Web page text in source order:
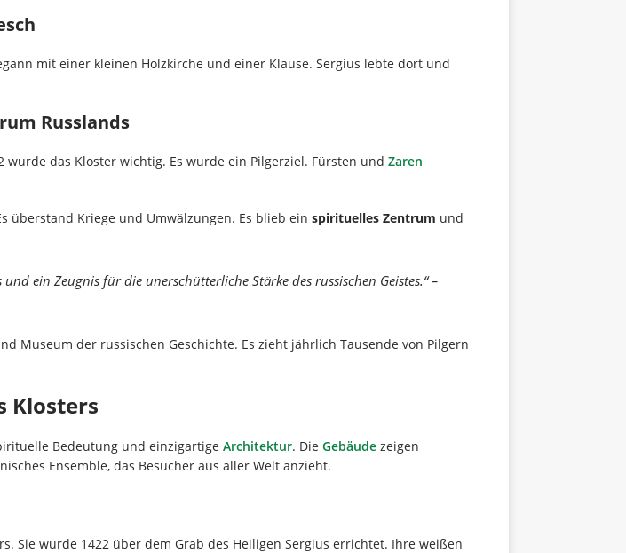
mit einer kleinen Holzkirche und einer Klause. Sergius lebte dort und
Russlands
wurde das Kloster wichtig. Es wurde ein Pilgerziel. Fürsten und Zaren
überstand Kriege und Umwälzungen. Es blieb ein spirituelles Zentrum und
ein Zeugnis für die unerschütterliche Stärke des russischen Geistes.“ –
Museum der russischen Geschichte. Es zieht jährlich Tausende von Pilgern
Klosters
Bedeutung und einzigartige Architektur. Die Gebäude zeigen
Ensemble, das Besucher aus aller Welt anzieht.
Sie wurde 1422 über dem Grab des Heiligen Sergius errichtet. Ihre weißen